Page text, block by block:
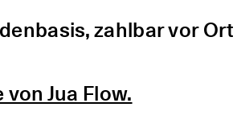
zahlbar vor
Jua Flow.